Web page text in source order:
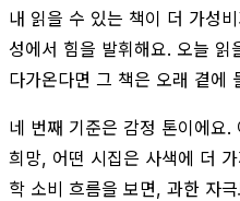
내 읽을 수 있는 책이 더 가성
성에서 힘을 발휘해요. 오늘
다가온다면 그 책은 오래 곁에
네 번째 기준은 감정 톤이에요
희망, 어떤 시집은 사색에 더
학 소비 흐름을 보면, 과한 자